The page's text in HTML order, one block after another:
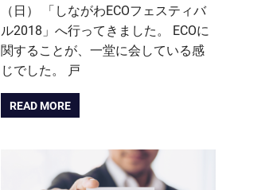
（日） 「しながわECOフェスティバ
ル2018」へ行ってきました。 ECOに
関することが、一堂に会している感
じでした。 戸
READ MORE